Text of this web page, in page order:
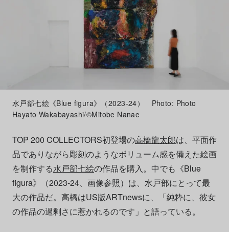
水戸部七絵《Blue figura》（2023-24） Photo: Photo
Hayato Wakabayashi/©Mitobe Nanae
TOP 200 COLLECTORS初登場の高橋龍太郎は、平面作
品でありながら彫刻のようなボリューム感を備えた絵画
を制作する水戸部七絵の作品を購入。中でも《Blue
figura》（2023-24、画像参照）は、水戸部にとって最
大の作品だ。高橋はUS版ARTnewsに、「純粋に、彼女
の作品の過剰さに惹かれるのです」と語っている。